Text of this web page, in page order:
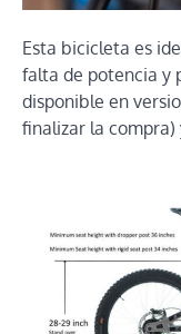
Esta bicicleta es
falta de potencia y
disponible en
finalizar la compra)